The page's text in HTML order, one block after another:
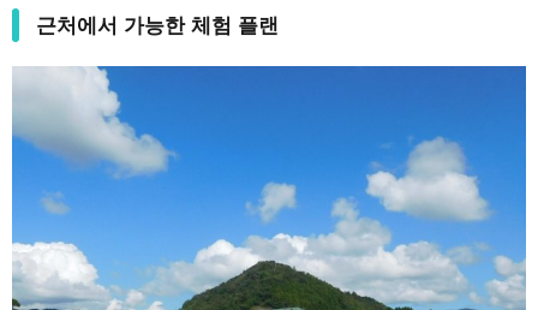
근처에서 가능한 체험 플랜